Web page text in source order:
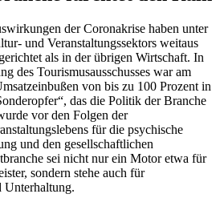
der Coronakrise haben unter
und Veranstaltungssektors weitaus
als in der übrigen Wirtschaft. In
des Tourismusausschusses war am
von bis zu 100 Prozent in
das die Politik der Branche
vor den Folgen der
für die psychische
und den gesellschaftlichen
sei nicht nur ein Motor etwa für
sondern stehe auch für
Unterhaltung.